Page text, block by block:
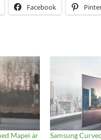
Facebook
Mapei är
Samsung